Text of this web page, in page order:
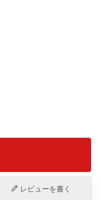
レビューを書く